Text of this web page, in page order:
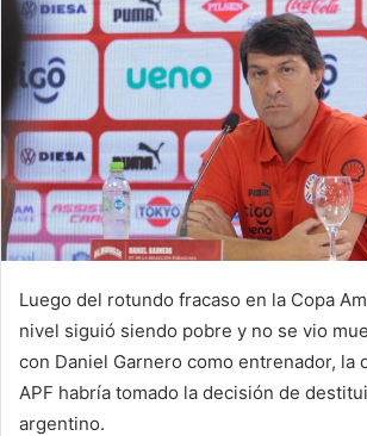
Luego del rotundo fracaso en la Copa
nivel siguió siendo pobre y no se vio
con Daniel Garnero como entrenador, la
APF habría tomado la decisión de
argentino.